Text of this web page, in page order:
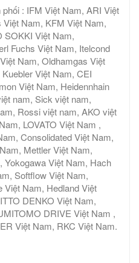
: IFM Việt Nam, ARI Việt
Nam, KFM Việt Nam,
SOKKI Việt Nam,
Fuchs Việt Nam, Itelcond
Nam, Oldhamgas Việt
Việt Nam, CEI
Việt Nam, Heidennhain
nam, Sick việt nam,
Rossi việt nam, AKO việt
LOVATO Việt Nam ,
Consolidated Việt Nam,
Mettler Việt Nam,
Việt Nam, Hach
Softflow Việt Nam,
Việt Nam, Hedland Việt
DENKO Việt Nam,
DRIVE Việt Nam ,
Việt Nam, RKC Việt Nam.